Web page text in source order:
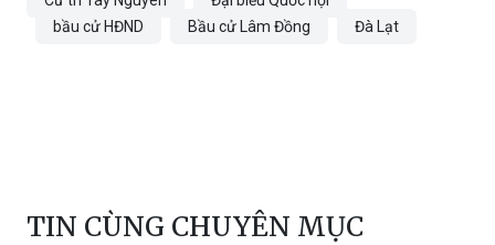
bầu cử HĐND
Bầu cử Lâm Đồng Đà Lạt
TIN CÙNG CHUYÊN MỤC